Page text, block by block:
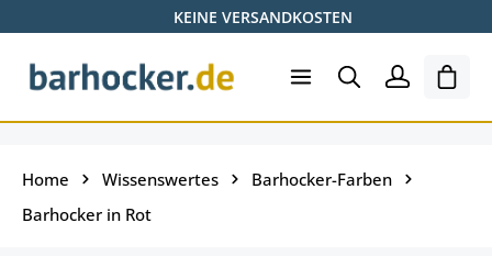
Zum Hauptinhalt springenKEINE VERSANDKOSTEN
Home Wissenswertes
Barhocker-Farben
Barhocker in Rot